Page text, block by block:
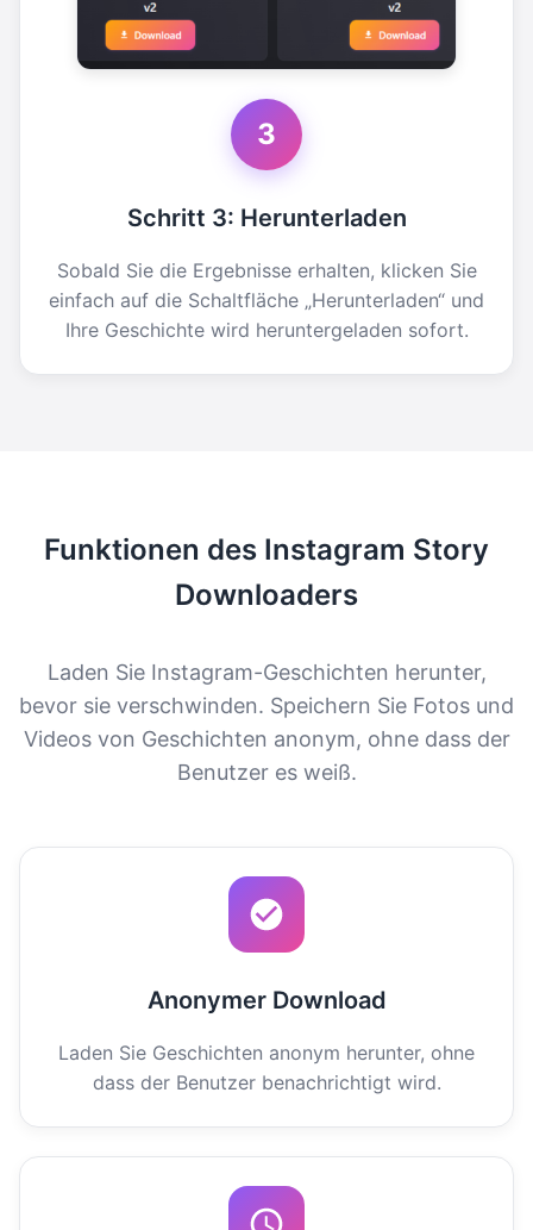
3
Schritt 3: Herunterladen
Sobald Sie die Ergebnisse erhalten, klicken Sie
einfach auf die Schaltfläche „Herunterladen“ und
Ihre Geschichte wird heruntergeladen sofort.
Funktionen des Instagram Story
Downloaders
Laden Sie Instagram-Geschichten herunter,
bevor sie verschwinden. Speichern Sie Fotos und
Videos von Geschichten anonym, ohne dass der
Benutzer es weiß.
Anonymer Download
Laden Sie Geschichten anonym herunter, ohne
dass der Benutzer benachrichtigt wird.